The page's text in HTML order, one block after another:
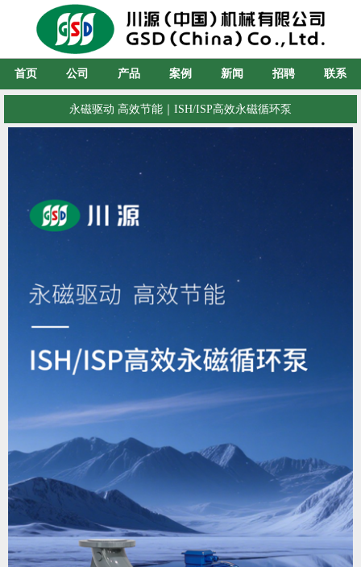
首页 公司 产品 案例 新闻 招聘 联系
永磁驱动 高效节能｜ISH/ISP高效永磁循环泵